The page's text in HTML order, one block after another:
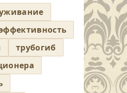
трубогиб